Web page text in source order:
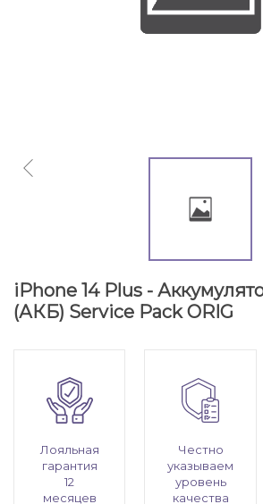
iPhone 14 Plus -
(АКБ) Service Pack ORIG
Лояльная
гарантия
12
месяцев
Честно
указываем
уровень
качества